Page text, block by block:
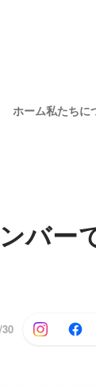
ホーム私たちに
バー